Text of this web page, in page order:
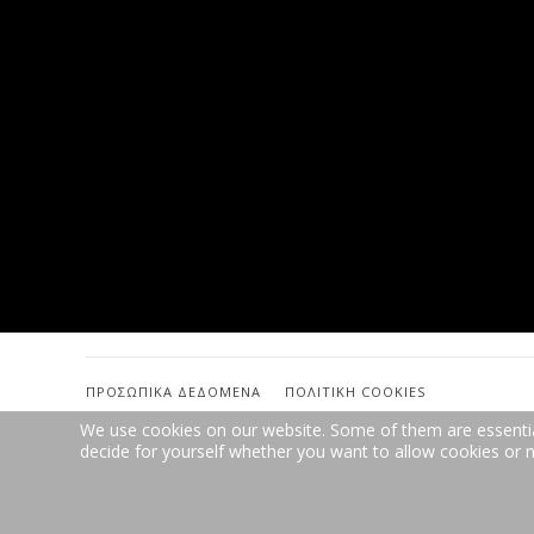
ΠΡΟΣΩΠΙΚΆ ΔΕΔΟΜΈΝΑ ΠΟΛΙΤΙΚΉ COOKIES
We use cookies on our website. Some of them are
decide for yourself whether you want to allow cookies